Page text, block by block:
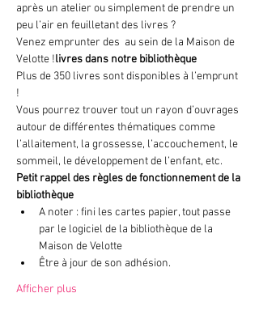
après un atelier ou simplement de prendre un
peu l’air en feuilletant des livres ?
Venez emprunter des au sein de la Maison de
Velotte !livres dans notre bibliothèque
Plus de 350 livres sont disponibles à l’emprunt
!
Vous pourrez trouver tout un rayon d’ouvrages
autour de différentes thématiques comme
l’allaitement, la grossesse, l’accouchement, le
sommeil, le développement de l’enfant, etc.
Petit rappel des règles de fonctionnement de la
bibliothèque
A noter : fini les cartes papier, tout passe
par le logiciel de la bibliothèque de la
Maison de Velotte
Être à jour de son adhésion.
Afficher plus